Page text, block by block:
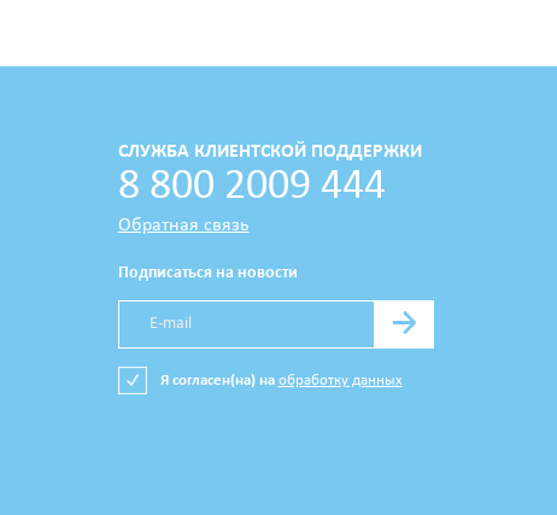
СЛУЖБА КЛИЕНТСКОЙ ПОДДЕРЖКИ
8 800 2009 444
Обратная связь
Подписаться на новости
→
Я согласен(на) на обработку данных